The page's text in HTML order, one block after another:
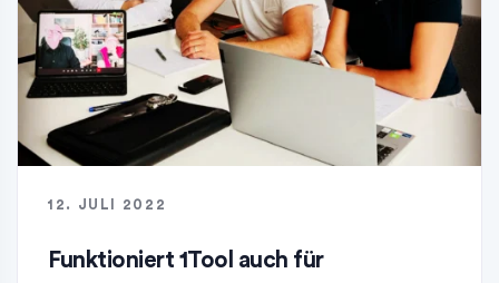
12. JULI 2022
Funktioniert 1Tool auch für